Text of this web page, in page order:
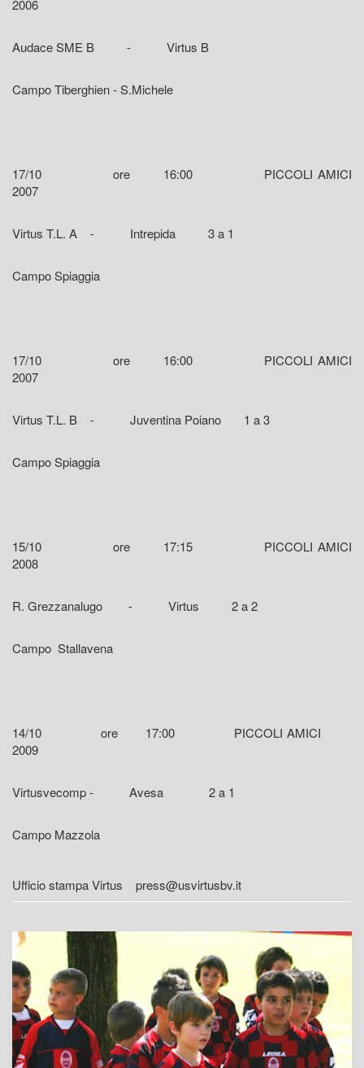
2006
Audace SME B - Virtus B
Campo Tiberghien - S.Michele
17/10 ore 16:00 PICCOLI AMICI
2007
Virtus T.L. A - Intrepida 3 a 1
Campo Spiaggia
17/10 ore 16:00 PICCOLI AMICI
2007
Virtus T.L. B - Juventina Poiano 1 a 3
Campo Spiaggia
15/10 ore 17:15 PICCOLI AMICI
2008
R. Grezzanalugo - Virtus 2 a 2
Campo Stallavena
14/10 ore 17:00 PICCOLI AMICI
2009
Virtusvecomp - Avesa 2 a 1
Campo Mazzola
Ufficio stampa Virtus press@usvirtusbv.it